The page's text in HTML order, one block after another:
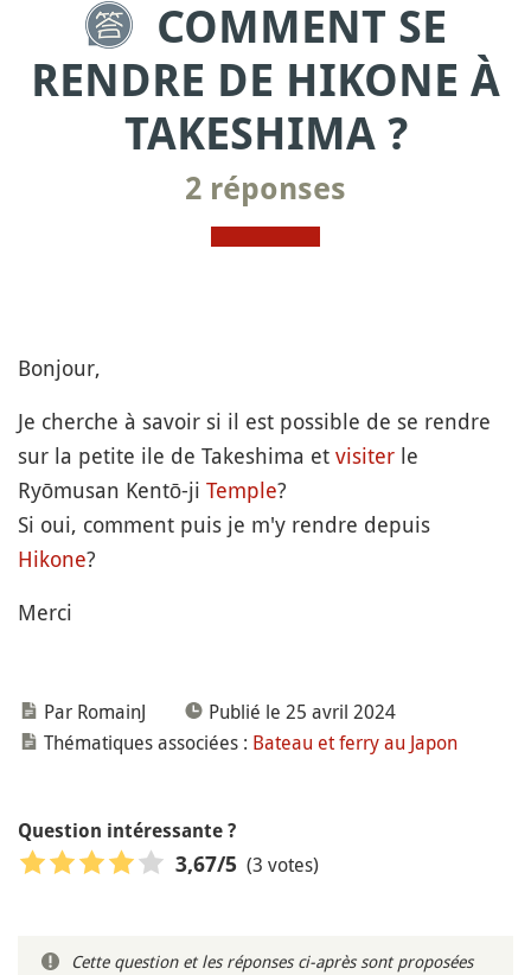
COMMENT SE
RENDRE DE HIKONE À
TAKESHIMA ?
2 réponses
Bonjour,
Je cherche à savoir si il est possible de se rendre
sur la petite ile de Takeshima et visiter le
Ryōmusan Kentō-ji Temple?
Si oui, comment puis je m'y rendre depuis
Hikone?
Merci
Par RomainJ
Publié le 25 avril 2024
Thématiques associées : Bateau et ferry au Japon
Question intéressante ?
3,67/5 (3 votes)
Cette question et les réponses ci-après sont proposées